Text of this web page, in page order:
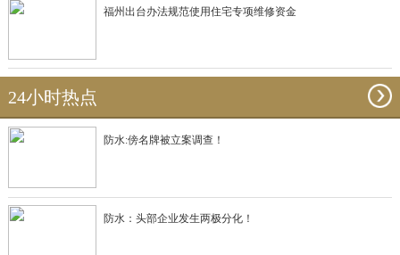
福州出台办法规范使用住宅专项维修资金
24小时热点
防水:傍名牌被立案调查！
防水：头部企业发生两极分化！